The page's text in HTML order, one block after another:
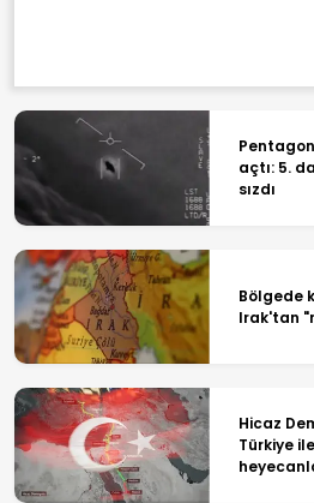
açtı: 5.
sızdı
Bölgede
Irak'tan
Hicaz
Türkiye